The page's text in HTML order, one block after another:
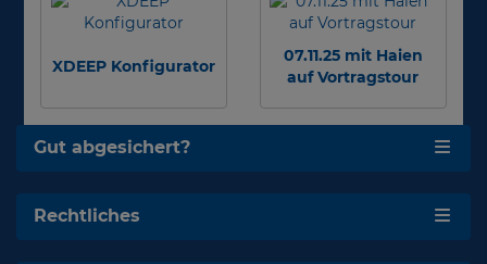
XDEEP Konfigurator
07.11.25 mit Haien
auf Vortragstour
Gut abgesichert?
Rechtliches